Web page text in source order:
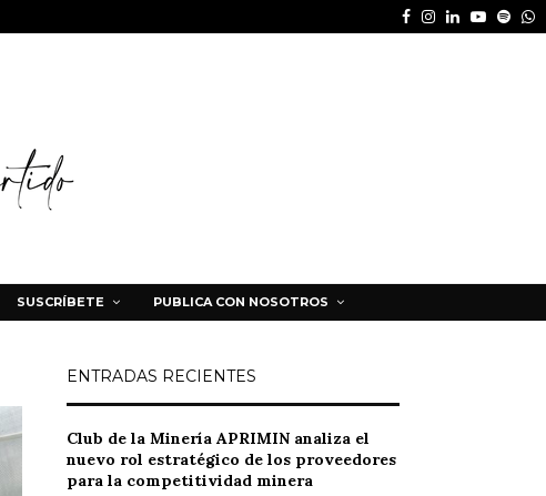
Facebook
Instagram
LinkedinYoutube
SUSCRÍBETE PUBLICA CON NOSOTROS
ENTRADAS RECIENTES
Club de la Minería APRIMIN analiza el
nuevo rol estratégico de los proveedores
para la competitividad minera